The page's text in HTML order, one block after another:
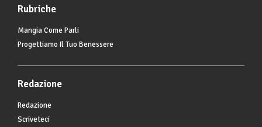
Rubriche
Mangia Come Parli
Progettiamo Il Tuo Benessere
Redazione
Redazione
Scriveteci